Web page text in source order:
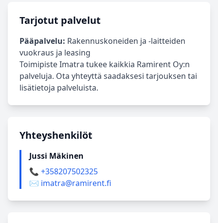
Tarjotut palvelut
Pääpalvelu: Rakennuskoneiden ja -laitteiden
vuokraus ja leasing
Toimipiste Imatra tukee kaikkia Ramirent Oy:n
palveluja. Ota yhteyttä saadaksesi tarjouksen tai
lisätietoja palveluista.
Yhteyshenkilöt
Jussi Mäkinen
📞 +358207502325
✉️ imatra@ramirent.fi